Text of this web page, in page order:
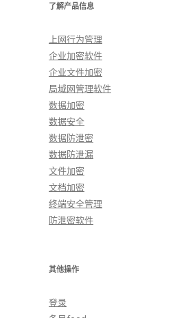
了解产品信息
上网行为管理
企业加密软件
企业文件加密
局域网管理软件
数据加密
数据安全
数据防泄密
数据防泄漏
文件加密
文档加密
终端安全管理
防泄密软件
其他操作
登录